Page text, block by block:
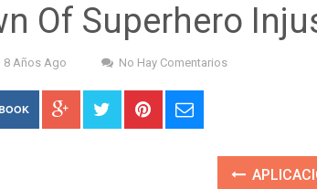
Of Superhero
8 Años Ago No Hay Comentarios